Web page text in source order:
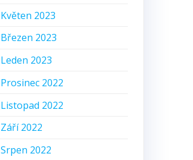
Květen 2023
Březen 2023
Leden 2023
Prosinec 2022
Listopad 2022
Září 2022
Srpen 2022